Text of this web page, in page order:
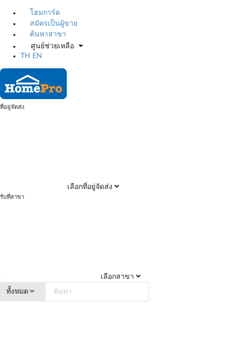
โฮมการ์ด
สมัครเป็นผู้ขาย
ค้นหาสาขา
ศูนย์ช่วยเหลือ
TH
EN
ที่อยู่จัดส่ง
เลือกที่อยู่จัดส่ง
รับที่สาขา
เลือกสาขา
ทั้งหมด